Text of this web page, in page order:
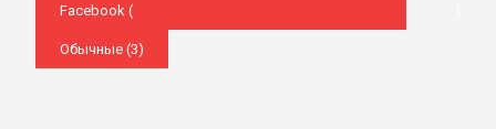
Facebook (
Обычные (3)